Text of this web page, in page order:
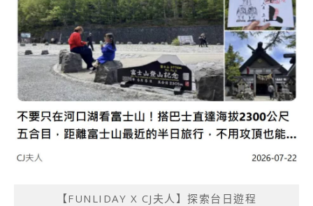
【FUNLIDAY X CJ夫人】探索台日遊程